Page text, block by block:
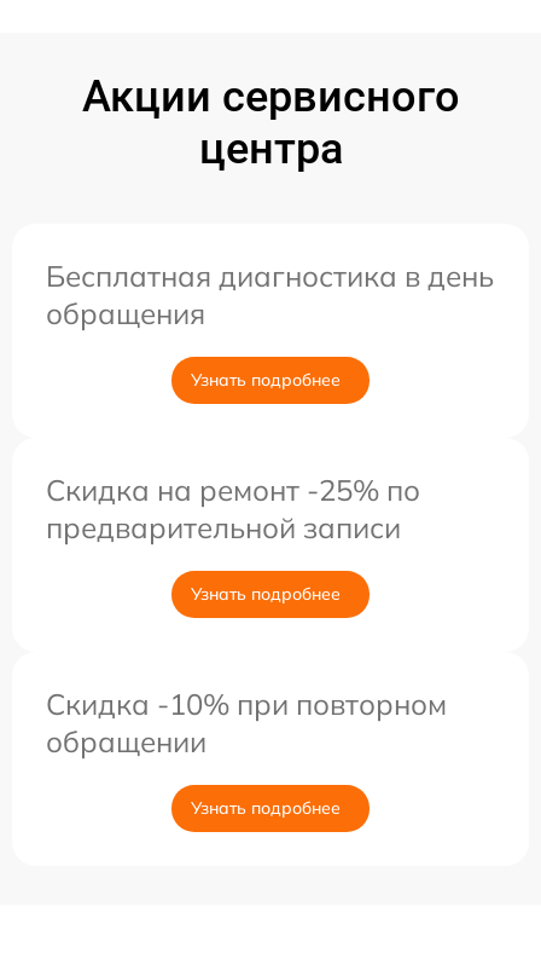
Акции сервисного
центра
Бесплатная диагностика в день
обращения
Узнать подробнее
Скидка на ремонт -25% по
предварительной записи
Узнать подробнее
Скидка -10% при повторном
обращении
Узнать подробнее